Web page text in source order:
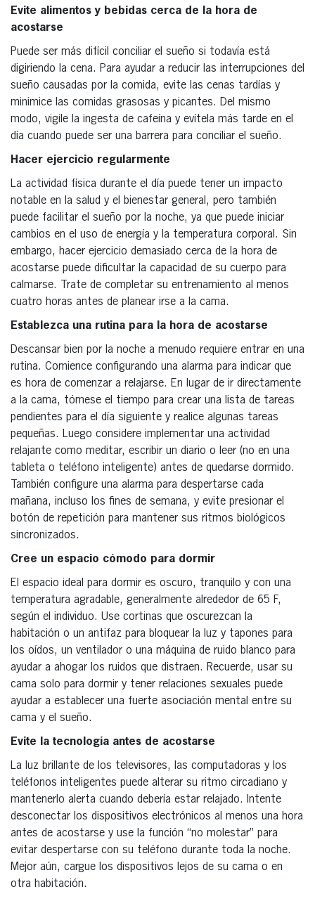
Evite alimentos y bebidas cerca de la hora de
acostarse
Puede ser más difícil conciliar el sueño si todavía está
digiriendo la cena. Para ayudar a reducir las interrupciones del
sueño causadas por la comida, evite las cenas tardías y
minimice las comidas grasosas y picantes. Del mismo
modo, vigile la ingesta de cafeína y evítela más tarde en el
día cuando puede ser una barrera para conciliar el sueño.
Hacer ejercicio regularmente
La actividad física durante el día puede tener un impacto
notable en la salud y el bienestar general, pero también
puede facilitar el sueño por la noche, ya que puede iniciar
cambios en el uso de energía y la temperatura corporal. Sin
embargo, hacer ejercicio demasiado cerca de la hora de
acostarse puede dificultar la capacidad de su cuerpo para
calmarse. Trate de completar su entrenamiento al menos
cuatro horas antes de planear irse a la cama.
Establezca una rutina para la hora de acostarse
Descansar bien por la noche a menudo requiere entrar en una
rutina. Comience configurando una alarma para indicar que
es hora de comenzar a relajarse. En lugar de ir directamente
a la cama, tómese el tiempo para crear una lista de tareas
pendientes para el día siguiente y realice algunas tareas
pequeñas. Luego considere implementar una actividad
relajante como meditar, escribir un diario o leer (no en una
tableta o teléfono inteligente) antes de quedarse dormido.
También configure una alarma para despertarse cada
mañana, incluso los fines de semana, y evite presionar el
botón de repetición para mantener sus ritmos biológicos
sincronizados.
Cree un espacio cómodo para dormir
El espacio ideal para dormir es oscuro, tranquilo y con una
temperatura agradable, generalmente alrededor de 65 F,
según el individuo. Use cortinas que oscurezcan la
habitación o un antifaz para bloquear la luz y tapones para
los oídos, un ventilador o una máquina de ruido blanco para
ayudar a ahogar los ruidos que distraen. Recuerde, usar su
cama solo para dormir y tener relaciones sexuales puede
ayudar a establecer una fuerte asociación mental entre su
cama y el sueño.
Evite la tecnología antes de acostarse
La luz brillante de los televisores, las computadoras y los
teléfonos inteligentes puede alterar su ritmo circadiano y
mantenerlo alerta cuando debería estar relajado. Intente
desconectar los dispositivos electrónicos al menos una hora
antes de acostarse y use la función “no molestar” para
evitar despertarse con su teléfono durante toda la noche.
Mejor aún, cargue los dispositivos lejos de su cama o en
otra habitación.